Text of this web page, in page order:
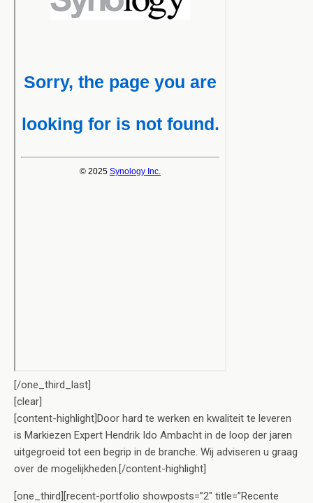
[/one_third_last]
[clear]
[content-highlight]Door hard te werken en kwaliteit te leveren
is Markiezen Expert Hendrik Ido Ambacht in de loop der jaren
uitgegroeid tot een begrip in de branche. Wij adviseren u graag
over de mogelijkheden.[/content-highlight]
[one_third][recent-portfolio showposts=”2″ title=”Recente